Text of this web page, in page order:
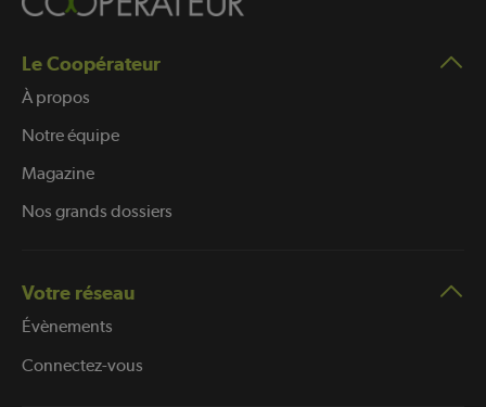
Le Coopérateur
À propos
Notre équipe
Magazine
Nos grands dossiers
Votre réseau
Évènements
Connectez-vous